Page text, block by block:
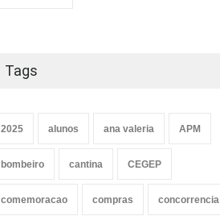
Tags
2025 alunos ana valeria APM
bombeiro cantina CEGEP
comemoracao compras concorrencia